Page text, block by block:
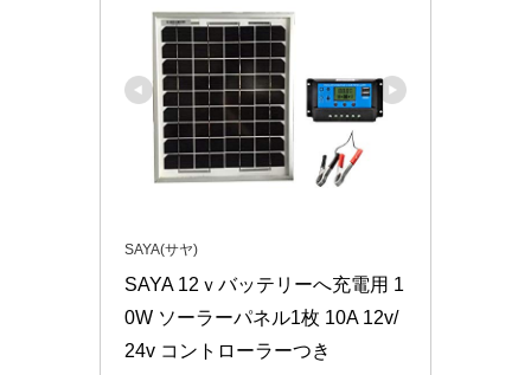
SAYA(サヤ)
SAYA 12ｖバッテリーへ充電用 1
0W ソーラーパネル1枚 10A 12v/
24v コントローラーつき